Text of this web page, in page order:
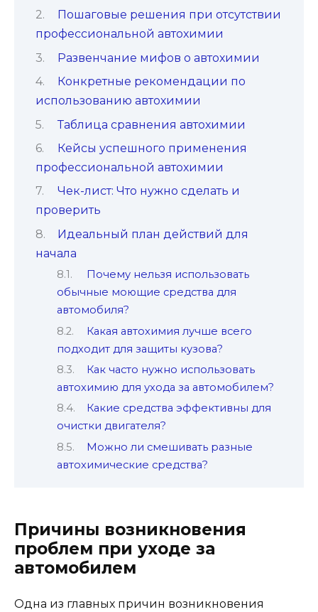
Пошаговые решения при отсутствии
профессиональной автохимии
Развенчание мифов о автохимии
Конкретные рекомендации по
использованию автохимии
Таблица сравнения автохимии
Кейсы успешного применения
профессиональной автохимии
Чек-лист: Что нужно сделать и
проверить
Идеальный план действий для
начала
Почему нельзя использовать
обычные моющие средства для
автомобиля?
Какая автохимия лучше всего
подходит для защиты кузова?
Как часто нужно использовать
автохимию для ухода за автомобилем?
Какие средства эффективны для
очистки двигателя?
Можно ли смешивать разные
автохимические средства?
Причины возникновения
проблем при уходе за
автомобилем
Одна из главных причин возникновения